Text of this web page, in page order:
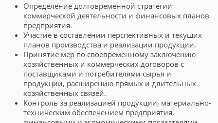
Определение долговременной стратегии
коммерческой деятельности и финансовых планов
предприятия.
Участие в составлении перспективных и текущих
планов производства и реализации продукции.
Принятие мер по своевременному заключению
хозяйственных и коммерческих договоров с
поставщиками и потребителями сырья и
продукции, расширению прямых и длительных
хозяйственных связей.
Контроль за реализацией продукции, материально-
техническим обеспечением предприятия,